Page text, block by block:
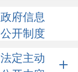
政府信息
公开制度
法定主动